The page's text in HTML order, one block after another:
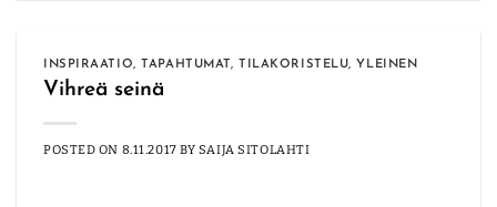
INSPIRAATIO, TAPAHTUMAT , TILAKORISTELU, YLEINEN
Vihreä seinä
POSTED ON 8.11.2017 BY SAIJA SITOLAHTI